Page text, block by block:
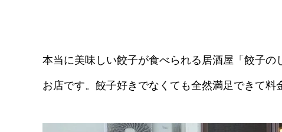
本当に美味しい餃子が食べられる居酒屋「餃子
お店です。餃子好きでなくても全然満足できて料